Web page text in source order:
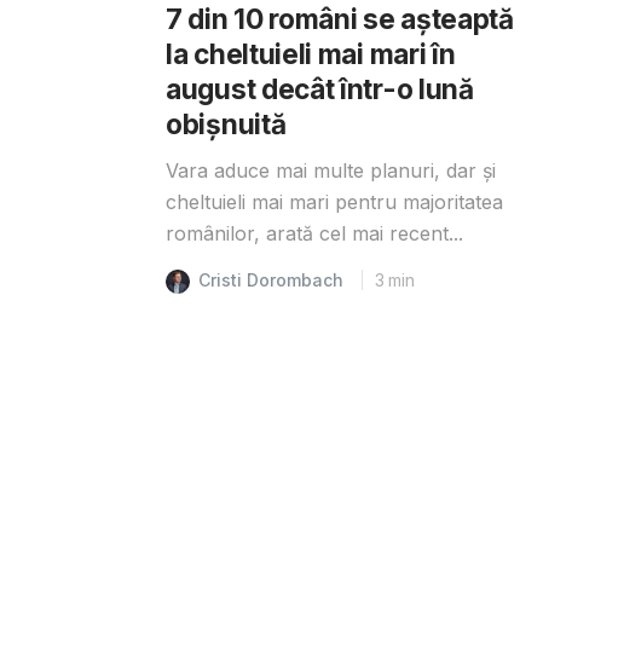
7 din 10 români se așteaptă
la cheltuieli mai mari în
august decât într-o lună
obișnuită
Vara aduce mai multe planuri, dar și
cheltuieli mai mari pentru majoritatea
românilor, arată cel mai recent...
Cristi Dorombach 3 min